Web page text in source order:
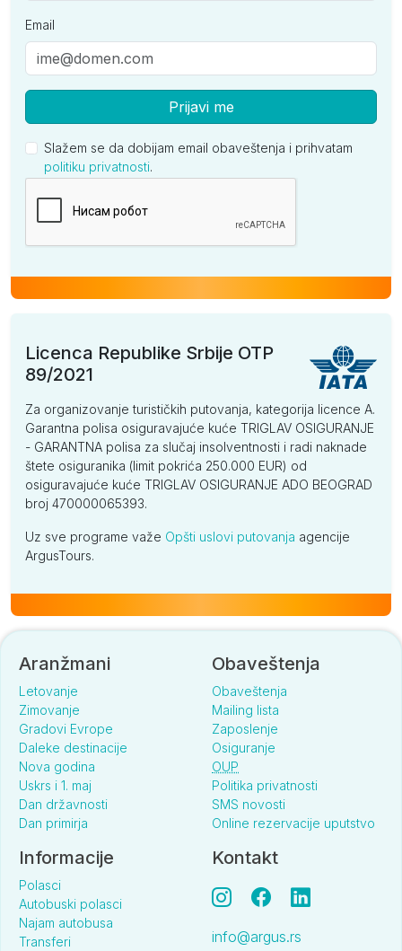
Email
Prijavi me
Slažem se da dobijam email obaveštenja i prihvatam
politiku privatnosti.
Licenca Republike Srbije OTP
89/2021
Za organizovanje turističkih putovanja, kategorija licence A.
Garantna polisa osiguravajuće kuće TRIGLAV OSIGURANJE
- GARANTNA polisa za slučaj insolventnosti i radi naknade
štete osiguranika (limit pokrića 250.000 EUR) od
osiguravajuće kuće TRIGLAV OSIGURANJE ADO BEOGRAD
broj 470000065393.
Uz sve programe važe Opšti uslovi putovanja agencije
ArgusTours.
Aranžmani
Letovanje
Zimovanje
Gradovi Evrope
Daleke destinacije
Nova godina
Uskrs i 1. maj
Dan državnosti
Dan primirja
Obaveštenja
Obaveštenja
Mailing lista
Zaposlenje
Osiguranje
OUP
Politika privatnosti
SMS novosti
Online rezervacije uputstvo
Informacije
Polasci
Autobuski polasci
Najam autobusa
Transferi
Kontakt
info@argus.rs